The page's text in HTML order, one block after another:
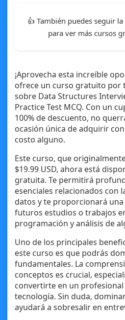
👍 También puedes seguir
para ver más cursos
¡Aprovecha esta increíble
ofrece un curso gratuito por
sobre Data Structures
Practice Test MCQ. Con un
100% de descuento, no
ocasión única de adquirir
costo alguno.
Este curso, que
$19.99 USD, ahora está
gratuita. Te permitirá
esenciales relacionados con
datos y te proporcionará una
futuros estudios o trabajos
programación y análisis de
Uno de los principales
este curso es que podrás
fundamentales. La
conceptos es crucial,
convertirte en un profesional
tecnología. Sin duda,
ayudará a sobresalir en